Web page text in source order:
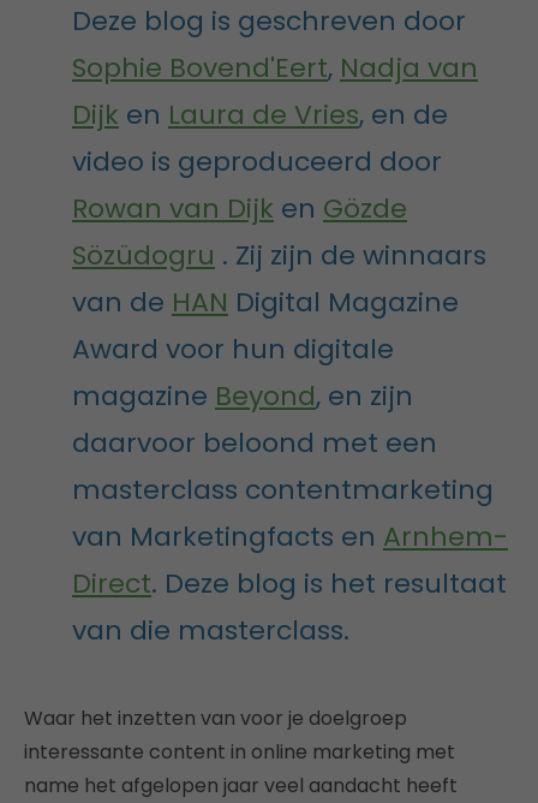
Deze blog is geschreven door
Sophie Bovend'Eert, Nadja van
Dijk en Laura de Vries, en de
video is geproduceerd door
Rowan van Dijk en Gözde
Sözüdogru . Zij zijn de winnaars
van de HAN Digital Magazine
Award voor hun digitale
magazine Beyond, en zijn
daarvoor beloond met een
masterclass contentmarketing
van Marketingfacts en Arnhem-
Direct. Deze blog is het resultaat
van die masterclass.
Waar het inzetten van voor je doelgroep
interessante content in online marketing met
name het afgelopen jaar veel aandacht heeft